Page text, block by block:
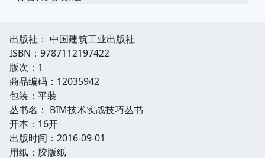
出版社： 中国建筑工业出版社
ISBN：9787112197422
版次：1
商品编码：12035942
包装：平装
丛书名： BIM技术实战技巧丛书
开本：16开
出版时间：2016-09-01
用纸：胶版纸